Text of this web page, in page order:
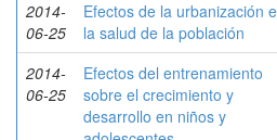
2014-
06-25
Efectos de la urbanización
la salud de la población
2014-
06-25
Efectos del entrenamiento
sobre el crecimiento y
desarrollo en niños y